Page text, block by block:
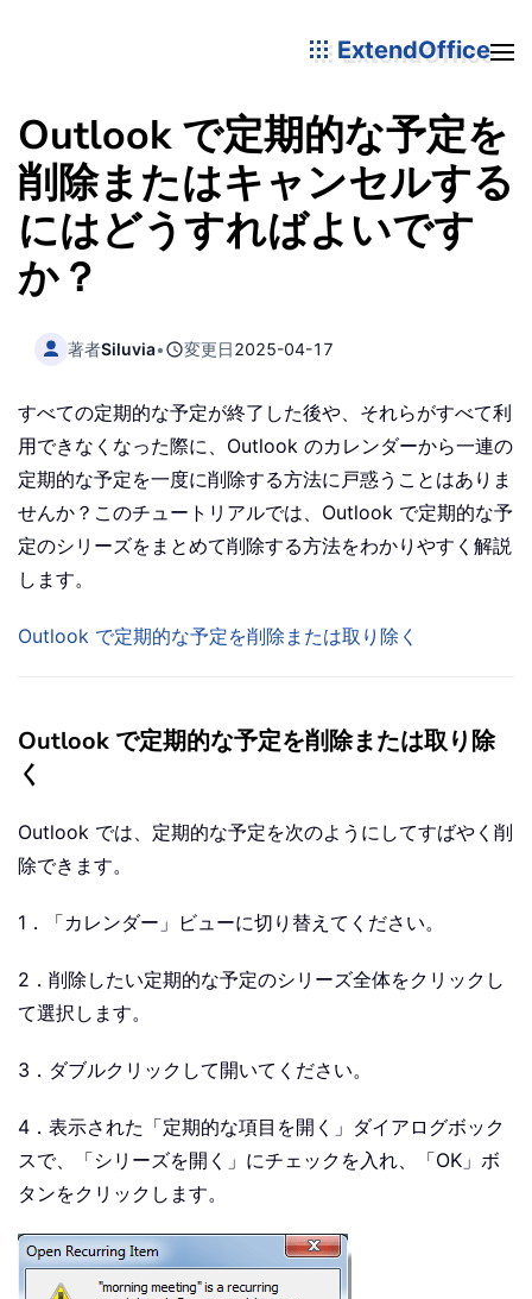
ExtendOffice
Outlook で定期的な予定を
削除またはキャンセルする
にはどうすればよいです
か？
著者Siluvia• 変更日2025-04-17
すべての定期的な予定が終了した後や、それらがすべて利
用できなくなった際に、Outlook のカレンダーから一連の
定期的な予定を一度に削除する方法に戸惑うことはありま
せんか？このチュートリアルでは、Outlook で定期的な予
定のシリーズをまとめて削除する方法をわかりやすく解説
します。
Outlook で定期的な予定を削除または取り除く
Outlook で定期的な予定を削除または取り除
く
Outlook では、定期的な予定を次のようにしてすばやく削
除できます。
1．「カレンダー」ビューに切り替えてください。
2．削除したい定期的な予定のシリーズ全体をクリックし
て選択します。
3．ダブルクリックして開いてください。
4．表示された「定期的な項目を開く」ダイアログボック
スで、「シリーズを開く」にチェックを入れ、「OK」ボ
タンをクリックします。